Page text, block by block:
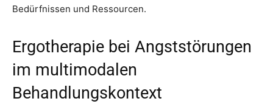
Bedürfnissen und Ressourcen.
Ergotherapie bei Angststörungen
im multimodalen
Behandlungskontext